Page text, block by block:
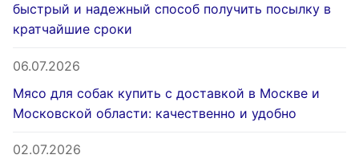
быстрый и надежный способ получить посылку в
кратчайшие сроки
06.07.2026
Мясо для собак купить с доставкой в Москве и
Московской области: качественно и удобно
02.07.2026